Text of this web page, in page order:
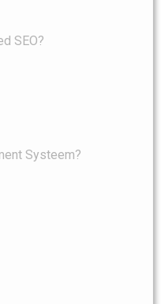
SEO?
Systeem?